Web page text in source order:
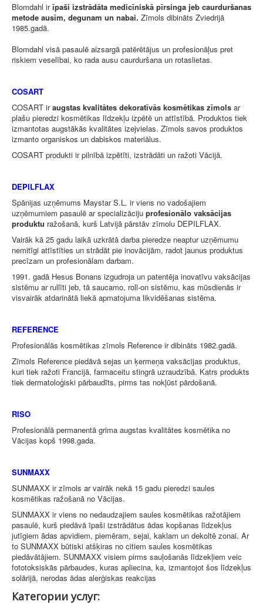
Blomdahl irīpaši izstrādāta medicīniskā pīrsinga jeb caurduršanas
metode ausīm, degunam un nabai. Zīmols dibināts Zviedrijā
1985.gadā.
Blomdahl visā pasaulē aizsargā patērētājus un profesionāļus pret
riskiem veselībai, ko rada ausu caurduršana un rotaslietas.
COSART
COSART iraugstas kvalitātes dekoratīvās kosmētikas zīmols ar
plašu pieredzi kosmētikas līdzekļu izpētē un attīstībā. Produktos tiek
izmantotas augstākās kvalitātes izejvielas. Zīmols savos produktos
izmanto organiskos un dabiskos materiālus.
COSART produkti ir pilnībā izpētīti, izstrādāti un ražoti Vācijā.
DEPILFLAX
Spānijas uzņēmums Maystar S.L. ir viens no vadošajiem
uzņēmumiem pasaulē ar specializāciju profesionālo vaksācijas
produktu ražošanā, kurš Latvijā pārstāv zīmolu DEPILFLAX.
Vairāk kā 25 gadu laikā uzkrātā darba pieredze neaptur uzņēmumu
nemitīgi attīstīties un strādāt pie inovācijām, radot jaunus produktus
precīzam un profesionālam darbam.
1991. gadā Hesus Bonans izgudroja un patentēja inovatīvu vaksācijas
sistēmu ar rullīti jeb, tā saucamo, roll-on sistēmu, kas mūsdienās ir
visvairāk atdarinātā liekā apmatojuma likvidēšanas sistēma.
REFERENCE
Profesionālās kosmētikas zīmols Reference ir dibināts 1982.gadā.
Zīmols Reference piedāvā sejas un ķermeņa vaksācijas produktus,
kuri tiek ražoti Francijā, farmaceitu stingrā uzraudzībā. Katrs produkts
tiek dermatoloģiski pārbaudīts, pirms tas nokļūst pārdošanā.
RISO
Profesionālā permanentā grima augstas kvalitātes kosmētika no
Vācijas kopš 1998.gada.
SUNMAXX
SUNMAXX ir zīmols ar vairāk nekā 15 gadu pieredzi saules
kosmētikas ražošanā no Vācijas.
SUNMAXX ir viens no nedaudzajiem saules kosmētikas ražotājiem
pasaulē, kurš piedāvā īpaši izstrādātus ādas kopšanas līdzekļus
jutīgiem ādas apvidiem, piemēram, sejai, kaklam un dekoltē zonai. Ar
to SUNMAXX būtiski atšķiras no citiem saules kosmētikas
piedāvātājiem. SUNMAXX visiem pirms sauļošanās līdzekļiem veic
fototoksiskās pārbaudes, kuras apliecina, ka, izmantojot šos līdzekļus
solārijā, nerodas ādas alerģiskas reakcijas
Категории услуг: